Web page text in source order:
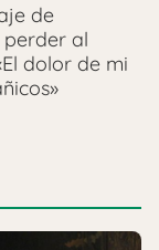
de
al
dolor de mi